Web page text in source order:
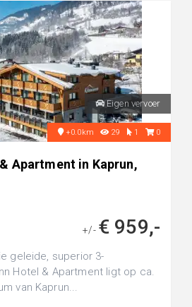
Eigen vervoer
+0.0km 29 1 0
Apartment in Kaprun,
+/- € 959,-
geleide, superior 3-
Hotel & Apartment ligt op ca.
van Kaprun...